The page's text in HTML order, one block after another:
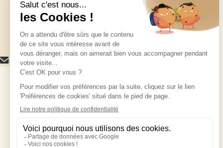
CONTACT & PARTENAIRE
NOS RESTAURANTS
CONTACT
Mentions légales
Politique de confidentialité
Plan du site
Recrutement